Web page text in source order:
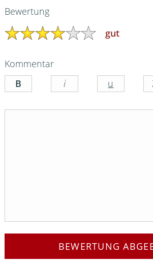
Bewertung
gut
Kommentar
BEWERTUNG